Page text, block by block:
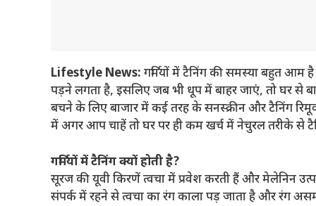
Lifestyle News: गर्मियों में टैनिंग की समस्या बहुत
पड़ने लगता है, इसलिए जब भी धूप में बाहर जाएं, तो घर से
बचने के लिए बाजार में कई तरह के सनस्क्रीन और टैनिंग
में अगर आप चाहें तो घर पर ही कम खर्च में नेचुरल तरीके से
गर्मियों में टैनिंग क्यों होती है?
सूरज की यूवी किरणें त्वचा में प्रवेश करती हैं और मेलेनिन
संपर्क में रहने से त्वचा का रंग काला पड़ जाता है और रंग